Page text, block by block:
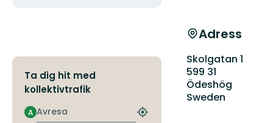
Ta dig hit med
kollektivtrafik
Avresa
A
Hitta
Adress
Skolgatan 1
599 31
Ödeshög
Sweden